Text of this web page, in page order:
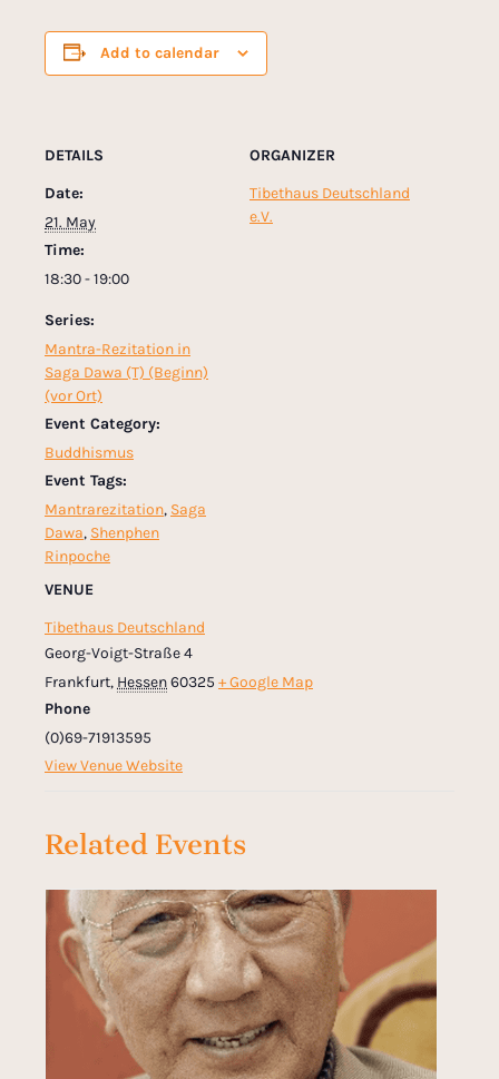
Add to calendar
DETAILS
Date:
21. May
Time:
18:30 - 19:00
Series:
Mantra-Rezitation in
Saga Dawa (T) (Beginn)
(vor Ort)
Event Category:
Buddhismus
Event Tags:
Mantrarezitation, Saga
Dawa, Shenphen
Rinpoche
VENUE
Tibethaus Deutschland
Georg-Voigt-Straße 4
Frankfurt, Hessen60325 + Google Map
Phone
(0)69-71913595
View Venue Website
ORGANIZER
Tibethaus Deutschland
e.V.
Related Events